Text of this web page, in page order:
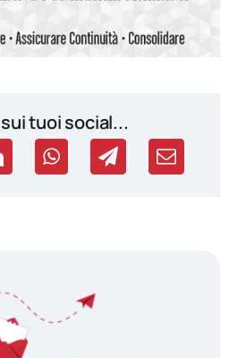
tuoi social...